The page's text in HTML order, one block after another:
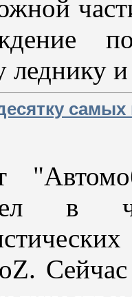
леднику
в
Сейчас